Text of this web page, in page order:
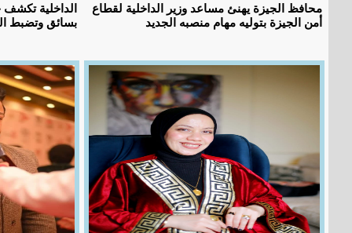
الداخلية
بسائق وتضبط
محافظ الجيزة يهنئ مساعد وزير الداخلية لقطاع
أمن الجيزة بتوليه مهام منصبه الجديد